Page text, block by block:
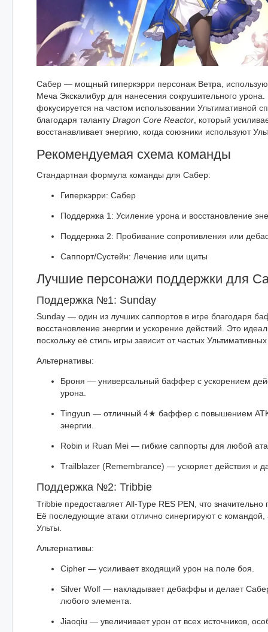
Сабер — мощный гиперкэрри персонаж Ветра,
Меча Экскалибур для нанесения сокрушительного урона.
фокусируется на частом использовании Ультимативной
благодаря таланту Dragon Core Reactor , который
восстанавливает энергию, когда союзники используют
Рекомендуемая схема команды
Стандартная формула команды для Сабер:
Гиперкэрри: Сабер
Поддержка 1: Усиление урона и восстановление
Поддержка 2: Пробивание сопротивления или
Саппорт/Сустейн: Лечение или щиты
Лучшие персонажи поддержки для
Поддержка №1: Sunday
Sunday — один из лучших саппортов в игре благодаря
восстановление энергии и ускорение действий. Это
поскольку её стиль игры зависит от частых Ультимативных
Альтернативы:
Броня — универсальный баффер с ускорением
урона.
Tingyun — отличный 4★ баффер с повышением
энергии.
Robin и Ruan Mei — гибкие саппорты для любой
Trailblazer (Remembrance) — ускоряет действия и
Поддержка №2: Tribbie
Tribbie предоставляет All-Type RES PEN, что
Её последующие атаки отлично синергируют с
Ульты.
Альтернативы:
Cipher — усиливает входящий урон на поле боя.
Silver Wolf — накладывает дебаффы и делает
любого элемента.
Jiaoqiu — увеличивает урон от всех источников,